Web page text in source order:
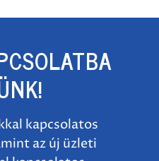
kapcsolatos
az új üzleti